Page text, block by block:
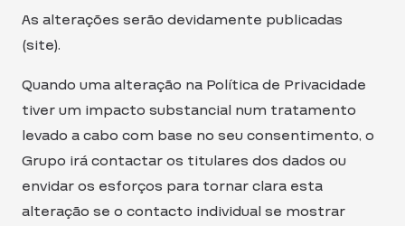
As alterações serão devidamente publicadas
(site).
Quando uma alteração na Política de Privacidade
tiver um impacto substancial num tratamento
levado a cabo com base no seu consentimento, o
Grupo irá contactar os titulares dos dados ou
envidar os esforços para tornar clara esta
alteração se o contacto individual se mostrar